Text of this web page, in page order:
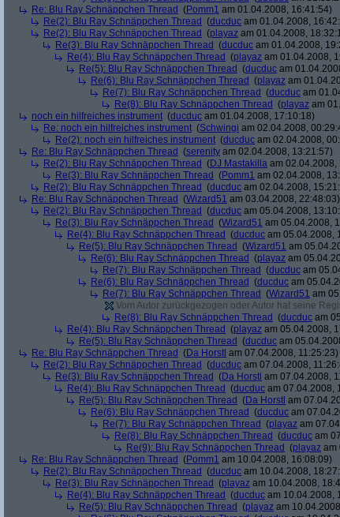
Re: Blu Ray Schnäppchen Thread (Pomm1 am 01.04.2008, 16:41:54)
Re(2): Blu Ray Schnäppchen Thread (ducduc am 01.04.2008,
Re(2): Blu Ray Schnäppchen Thread (playaz am 01.04.2008,
Re(3): Blu Ray Schnäppchen Thread (ducduc am 01.04.2008,
Re(4): Blu Ray Schnäppchen Thread (playaz am 01.04.2008,
Re(5): Blu Ray Schnäppchen Thread (ducduc am
Re(6): Blu Ray Schnäppchen Thread (playaz am
Re(7): Blu Ray Schnäppchen Thread (ducduc am
Re(8): Blu Ray Schnäppchen Thread (playaz am
noch ein hilfreiches instrument (ducduc am 01.04.2008, 17:10:18)
Re: noch ein hilfreiches instrument (Schwingi am 02.04.2008,
Re(2): noch ein hilfreiches instrument (ducduc am 02.04.2008,
Re: Blu Ray Schnäppchen Thread (serenity am 02.04.2008, 13:21:57)
Re(2): Blu Ray Schnäppchen Thread (DJ Mastakilla am 02.04.2008,
Re(3): Blu Ray Schnäppchen Thread (Pomm1 am 02.04.2008,
Re(2): Blu Ray Schnäppchen Thread (ducduc am 02.04.2008,
Re: Blu Ray Schnäppchen Thread (Wizard51 am 03.04.2008, 22:48:03)
Re(2): Blu Ray Schnäppchen Thread (ducduc am 05.04.2008,
Re(3): Blu Ray Schnäppchen Thread (Wizard51 am 05.04.2008,
Re(4): Blu Ray Schnäppchen Thread (ducduc am 05.04.2008,
Re(5): Blu Ray Schnäppchen Thread (Wizard51 am
Re(6): Blu Ray Schnäppchen Thread (playaz am
Re(7): Blu Ray Schnäppchen Thread (ducduc am
Re(6): Blu Ray Schnäppchen Thread (ducduc am
Re(7): Blu Ray Schnäppchen Thread (Wizard51 am
Vom Autor zurückgezogen oder Autor hat seine
Re(8): Blu Ray Schnäppchen Thread (ducduc am
Re(4): Blu Ray Schnäppchen Thread (playaz am 05.04.2008,
Re(5): Blu Ray Schnäppchen Thread (ducduc am
Re: Blu Ray Schnäppchen Thread (Da Horstl am 07.04.2008, 11:25:23)
Re(2): Blu Ray Schnäppchen Thread (ducduc am 07.04.2008,
Re(3): Blu Ray Schnäppchen Thread (Da Horstl am 07.04.2008,
Re(4): Blu Ray Schnäppchen Thread (ducduc am 07.04.2008,
Re(5): Blu Ray Schnäppchen Thread (Da Horstl am
Re(6): Blu Ray Schnäppchen Thread (ducduc am
Re(7): Blu Ray Schnäppchen Thread (playaz am
Re(8): Blu Ray Schnäppchen Thread (ducduc am
Re(9): Blu Ray Schnäppchen Thread (playaz am
Re: Blu Ray Schnäppchen Thread (Pomm1 am 10.04.2008, 16:08:09)
Re(2): Blu Ray Schnäppchen Thread (ducduc am 10.04.2008,
Re(3): Blu Ray Schnäppchen Thread (playaz am 10.04.2008,
Re(4): Blu Ray Schnäppchen Thread (ducduc am 10.04.2008,
Re(5): Blu Ray Schnäppchen Thread (playaz am